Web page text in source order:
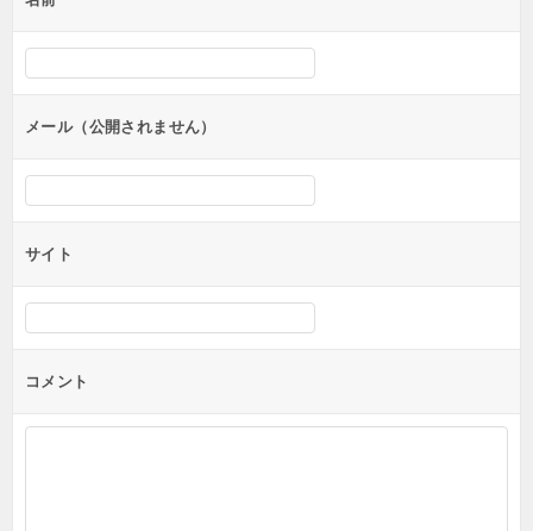
ー
シ
ンメール（公開されません）
サイト
コメント